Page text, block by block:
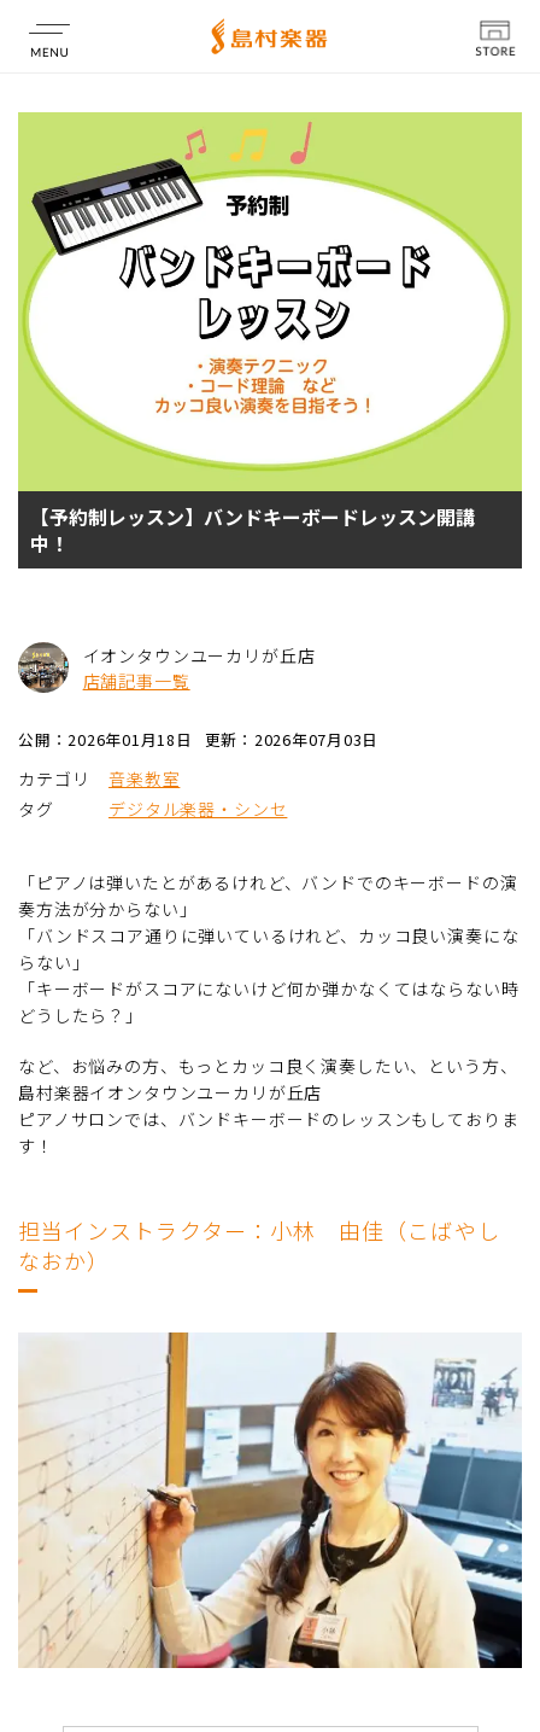
店舗情報
【予約制レッスン】バンドキーボードレッスン開講
中！
イオンタウンユーカリが丘店
店舗記事一覧
公開：2026年01月18日 更新：2026年07月03日
カテゴリ
音楽教室
タグ
デジタル楽器・シンセ
「ピアノは弾いたとがあるけれど、バンドでのキーボードの演
奏方法が分からない」
「バンドスコア通りに弾いているけれど、カッコ良い演奏にな
らない」
「キーボードがスコアにないけど何か弾かなくてはならない時
どうしたら？」
など、お悩みの方、もっとカッコ良く演奏したい、という方、
島村楽器イオンタウンユーカリが丘店
ピアノサロンでは、バンドキーボードのレッスンもしておりま
す！
担当インストラクター：小林 由佳（こばやし
なおか）